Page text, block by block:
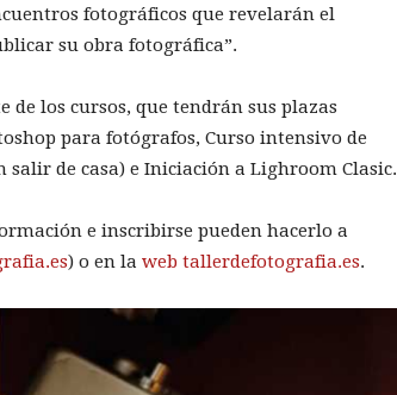
fotográficos que revelarán el
su obra fotográfica”.
de los cursos, que tendrán sus plazas
para fotógrafos, Curso intensivo de
de casa) e Iniciación a Lighroom Clasic.
e inscribirse pueden hacerlo a
) o en la web tallerdefotografia.es.